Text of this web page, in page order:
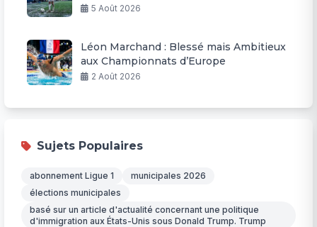
5 Août 2026
Léon Marchand : Blessé mais Ambitieux
aux Championnats d’Europe
2 Août 2026
Sujets Populaires
abonnement Ligue 1
municipales 2026
élections municipales
basé sur un article d'actualité concernant une politique
d'immigration aux États-Unis sous Donald Trump. Trump